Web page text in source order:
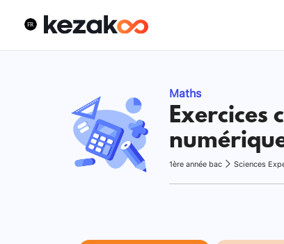
Maths
Exercices
1ère année bac Sciences